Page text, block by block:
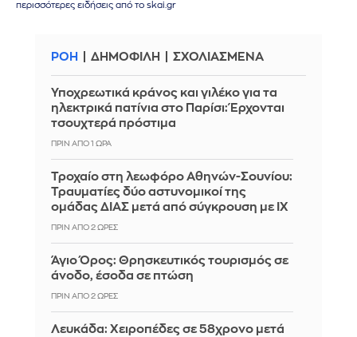
περισσότερες ειδήσεις από το skai.gr
ΡΟΗ ΔΗΜΟΦΙΛΗ ΣΧΟΛΙΑΣΜΕΝΑ
Υποχρεωτικά κράνος και γιλέκο για τα
ηλεκτρικά πατίνια στο Παρίσι: Έρχονται
τσουχτερά πρόστιμα
ΠΡΙΝ ΑΠΌ 1 ΏΡΑ
Τροχαίο στη λεωφόρο Αθηνών-Σουνίου:
Τραυματίες δύο αστυνομικοί της
ομάδας ΔΙΑΣ μετά από σύγκρουση με ΙΧ
ΠΡΙΝ ΑΠΌ 2 ΏΡΕΣ
Άγιο Όρος: Θρησκευτικός τουρισμός σε
άνοδο, έσοδα σε πτώση
ΠΡΙΝ ΑΠΌ 2 ΏΡΕΣ
Λευκάδα: Χειροπέδες σε 58χρονο μετά